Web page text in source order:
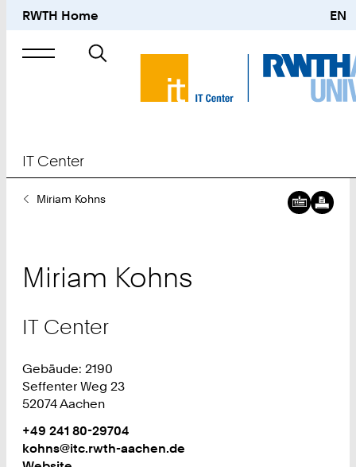
RWTH Home EN
Suche
nach
IT Center
SieMiriam Kohns
Miriam Kohns
IT Center
Gebäude: 2190
Seffenter Weg 23
52074 Aachen
Work
Telefon:
+
+49 241 80-29704
Work
kohns@itc.rwth-aachen.de